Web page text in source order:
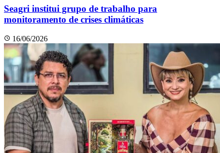
Seagri institui grupo de trabalho para
monitoramento de crises climáticas
16/06/2026